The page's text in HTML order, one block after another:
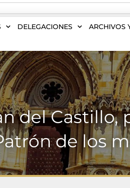
DELEGACIONES ARCHIVOS
del
de los